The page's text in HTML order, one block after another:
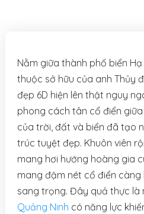
Nằm giữa thành phố biển
thuộc sở hữu của anh Thủy
đẹp 6D hiện lên thật nguy
phong cách tân cổ điển
của trời, đất và biển đã tạo
trúc tuyệt đẹp. Khuôn viên
mang hơi hướng hoàng gia
mang đậm nét cổ điển
sang trọng. Đây quả thực là
Quảng Ninh có năng lực